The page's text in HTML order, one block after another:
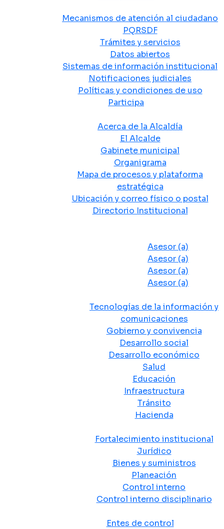
Mecanismos de atención al ciudadano
PQRSDF
Trámites y servicios
Datos abiertos
Sistemas de información institucional
Notificaciones judiciales
Políticas y condiciones de uso
Participa
Acerca de la Alcaldía
El Alcalde
Gabinete municipal
Organigrama
Mapa de procesos y plataforma
estratégica
Ubicación y correo físico o postal
Directorio Institucional
Asesor (a)
Asesor (a)
Asesor (a)
Asesor (a)
Tecnologías de la información y
comunicaciones
Gobierno y convivencia
Desarrollo social
Desarrollo económico
Salud
Educación
Infraestructura
Tránsito
Hacienda
Fortalecimiento institucional
Jurídico
Bienes y suministros
Planeación
Control interno
Control interno disciplinario
Entes de control